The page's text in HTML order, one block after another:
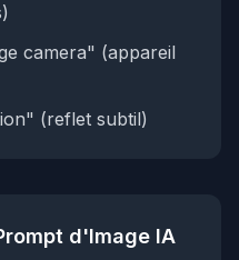
camera" (appareil
(reflet subtil)
d'Image IA